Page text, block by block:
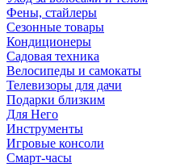
Фены, стайлеры
Сезонные товары
Кондиционеры
Садовая техника
Велосипеды и самокаты
Телевизоры для дачи
Подарки близким
Для Него
Инструменты
Игровые консоли
Смарт-часы